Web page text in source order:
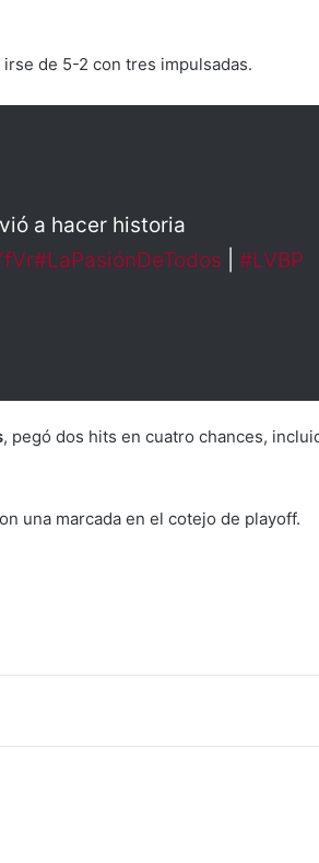
irse de 5-2 con tres impulsadas.
a hacer historia
#LaPasiónDeTodos
#LVBP
, pegó dos hits en cuatro chances,
una marcada en el cotejo de playoff.